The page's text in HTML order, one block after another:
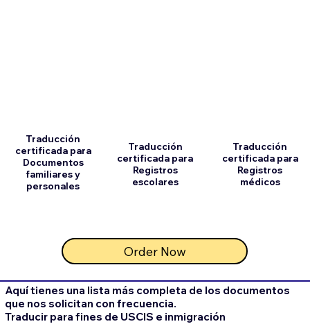
Traducción
certificada para
Documentos
familiares y
personales
Traducción
certificada para
Registros
escolares
Order Now
Traducción
certificada para
Registros
médicos
Aquí tienes una lista más completa de los documentos
que nos solicitan con frecuencia.
Traducir para fines de USCIS e inmigración